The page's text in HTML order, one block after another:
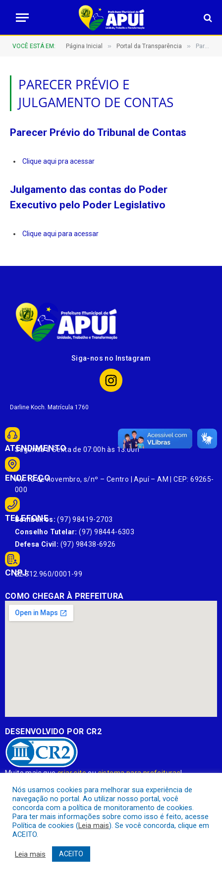
VOCÊ ESTÁ EM: Página Inicial » Portal da Transparência » Parecer Prévio e Julgamento de Contas
PARECER PRÉVIO E
JULGAMENTO DE CONTAS
Parecer Prévio do Tribunal de Contas
Clique aqui pra acessar
Julgamento das contas do Poder
Executivo pelo Poder Legislativo
Clique aqui para acessar
Siga-nos no Instagram
Darline Koch. Matrícula 1760
ATENDIMENTO
Segunda à Sexta de 07:00h às 13:00h
ENDEREÇO
Av. 13 de novembro, s/nº – Centro | Apuí – AM | CEP: 69265-
000
TELEFONE
Bombeiros: (97) 98419-2703
Conselho Tutelar: (97) 98444-6303
Defesa Civil: (97) 98438-6926
CNPJ:
22.812.960/0001-99
COMO CHEGAR À PREFEITURA
DESENVOLVIDO POR CR2
Muito mais quecriar siteousistema para prefeituras!
contrato que todas as exigências das leis de transparência
públicaserão atendidas.
Conheça oPNTPe o Radar da Transparência Pública
Nós usamos cookies para melhorar sua experiência de
navegação no portal. Ao utilizar nosso portal, você
concorda com a política de monitoramento de cookies.
Para ter mais informações sobre como isso é feito, acesse
Política de cookies (Leia mais). Se você concorda, clique em
ACEITO.
Leia mais ACEITO